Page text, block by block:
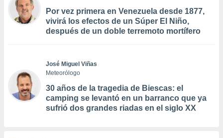
Por vez primera en Venezuela desde 1877,
vivirá los efectos de un Súper El Niño,
después de un doble terremoto mortífero
José Miguel Viñas
Meteorólogo
30 años de la tragedia de Biescas: el
camping se levantó en un barranco que ya
sufrió dos grandes riadas en el siglo XX